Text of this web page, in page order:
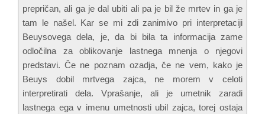
prepričan, ali ga je dal ubiti ali pa je bil že mrtev in ga je
tam le našel. Kar se mi zdi zanimivo pri interpretaciji
Beuysovega dela, je, da bi bila ta informacija zame
odločilna za oblikovanje lastnega mnenja o njegovi
predstavi. Če ne poznam ozadja, če ne vem, kako je
Beuys dobil mrtvega zajca, ne morem v celoti
interpretirati dela. Vprašanje, ali je umetnik zaradi
lastnega ega v imenu umetnosti ubil zajca, torej ostaja